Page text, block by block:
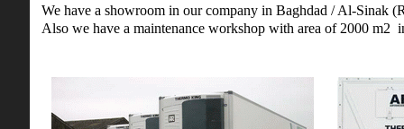
We have a showroom in our company in Baghdad / Al-Sinak
Also we have a maintenance workshop with area of 2000 m2